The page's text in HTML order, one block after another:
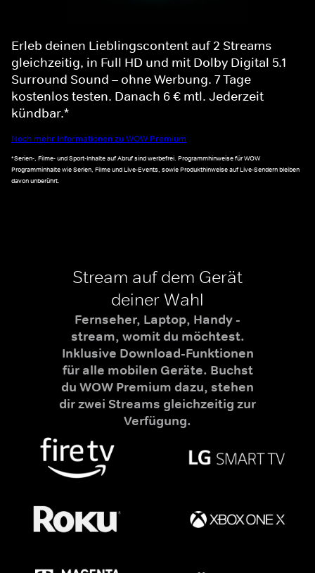
Erleb deinen Lieblingscontent auf 2 Streams
gleichzeitig, in Full HD und mit Dolby Digital 5.1
Surround Sound – ohne Werbung. 7 Tage
kostenlos testen. Danach 6 € mtl. Jederzeit
kündbar.*
Noch mehr Informationen zu WOW Premium
*Serien-, Filme- und Sport-Inhalte auf Abruf sind werbefrei. Programmhinweise für WOW
Programminhalte wie Serien, Filme und Live-Events, sowie Produkthinweise auf Live-Sendern bleiben
davon unberührt.
Stream auf dem Gerät
deiner Wahl
Fernseher, Laptop, Handy -
stream, womit du möchtest.
Inklusive Download-Funktionen
für alle mobilen Geräte. Buchst
du WOW Premium dazu, stehen
dir zwei Streams gleichzeitig zur
Verfügung.